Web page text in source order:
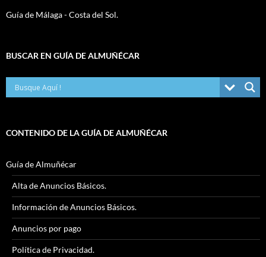
Guía de Málaga - Costa del Sol.
BUSCAR EN GUÍA DE ALMUÑÉCAR
CONTENIDO DE LA GUÍA DE ALMUÑÉCAR
Guía de Almuñécar
Alta de Anuncios Básicos.
Información de Anuncios Básicos.
Anuncios por pago
Política de Privacidad.